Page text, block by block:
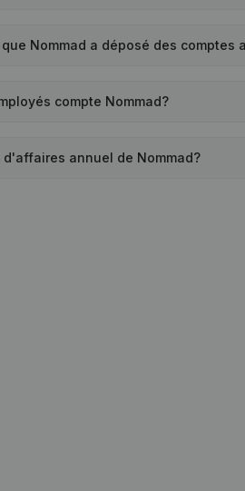
Nommad a déposé des comptes
compte Nommad?
annuel de Nommad?